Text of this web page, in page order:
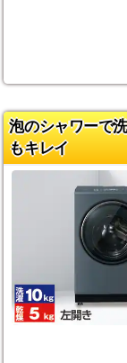
泡のシャワーで
もキレイ